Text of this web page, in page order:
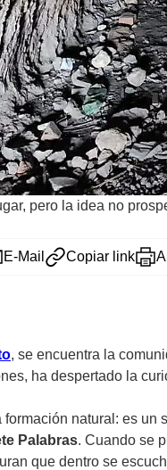
pero la idea no
E-Mail Copiar link
, se encuentra la
ha despertado la
formación natural: es un
Palabras. Cuando se
que dentro se